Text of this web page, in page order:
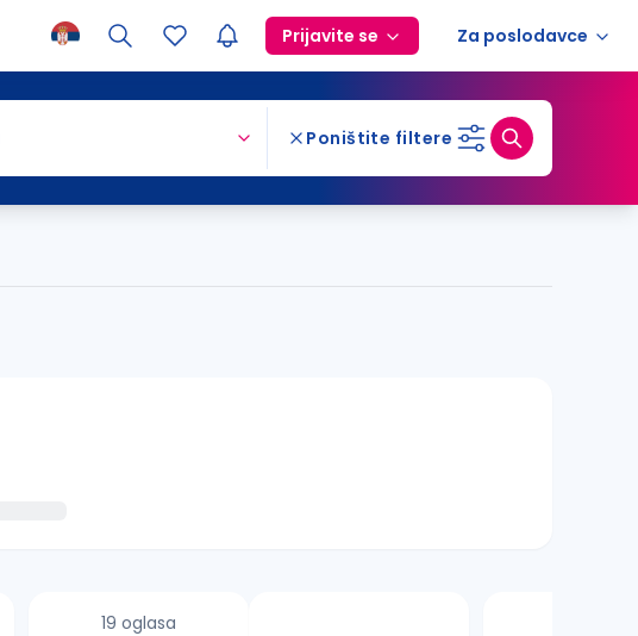
Prijavite se Za poslodavce
Poništite filtere
19 oglasa